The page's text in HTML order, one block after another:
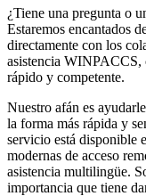
¿Tiene una pregunta o
Estaremos encantados
directamente con los
asistencia WINPACCS,
rápido y competente.
Nuestro afán es
la forma más rápida y
servicio está disponible
modernas de acceso
asistencia multilingüe.
importancia que tiene